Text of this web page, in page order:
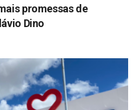
promessas de
Dino